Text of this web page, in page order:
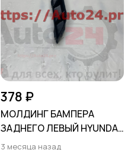
378 ₽
МОЛДИНГ БАМПЕРА
ЗАДНЕГО ЛЕВЫЙ HYUNDAI
SOLARIS II 2020-
3 месяца назад